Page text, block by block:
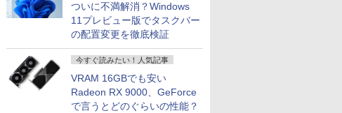
ついに不満解消？Windows
11プレビュー版でタスクバー
の配置変更を徹底検証
今すぐ読みたい！人気記事
VRAM 16GBでも安い
Radeon RX 9000、GeForce
で言うとどのぐらいの性能？